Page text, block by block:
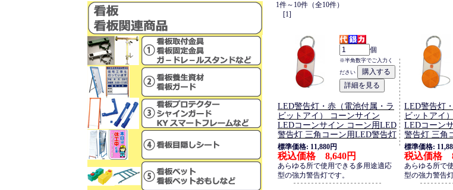
1件～10件（全10件）
[1]
個
※半角数字でご入力く
ださい
LED警告灯・赤（電池付属・ラ
ビットアイ） コーンサイン
LEDコーンサイン コーン用LED
警告灯 三角コーン用LED警告灯
標準価格: 11,880円
税込価格 8,640円
あらゆる所で使用できる多用途適応
型の強力警告灯です。
LED警告灯
ビットアイ
LEDコーン
警告灯 三角
標準価格:
税込価格
あらゆる所で
型の強力警告灯